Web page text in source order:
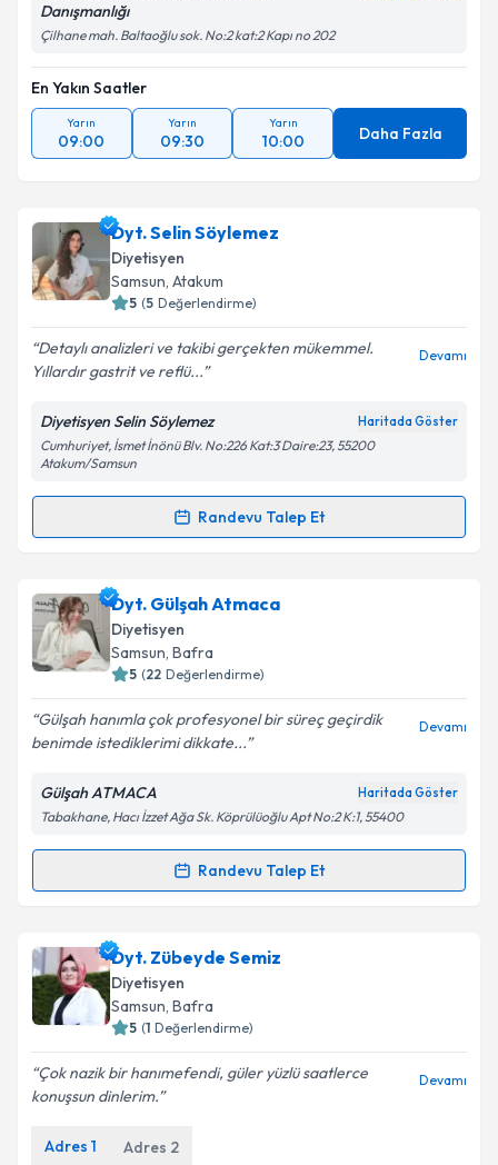
Danışmanlığı
Çilhane mah. Baltaoğlu sok. No:2 kat:2 Kapı no 202
En Yakın Saatler
Yarın
09:00
Yarın
09:30
Yarın
10:00 Daha Fazla
Dyt. Selin Söylemez
Diyetisyen
Samsun, Atakum
5 (5 Değerlendirme)
Detaylı analizleri ve takibi gerçekten mükemmel.
Yıllardır gastrit ve reflü...
Devamı
Diyetisyen Selin Söylemez Haritada Göster
Cumhuriyet, İsmet İnönü Blv. No:226 Kat:3 Daire:23, 55200
Atakum/Samsun
Randevu Talep Et
Randevu Takvimi Talebi
Dyt. Selin Söylemeziçin randevu takvimi talebi
oluşturun. Size bu uzmandan randevu almanız için bir
takvim hazırlandığında e-posta ile bilgilendireceğiz.
Kişisel verilerimin işlenmesine ilişkin
Aydınlatma
Metni'ni okudum ve kişisel verilerimin belirtilen
kapsamda işlenmesini kabul ediyorum.
Dyt. Gülşah Atmaca
Diyetisyen
Samsun, Bafra
5 (22 Değerlendirme)
Gülşah hanımla çok profesyonel bir süreç geçirdik
benimde istediklerimi dikkate...
Devamı
Gülşah ATMACA Haritada Göster
Tabakhane, Hacı İzzet Ağa Sk. Köprülüoğlu Apt No:2 K:1, 55400
Randevu Talep Et
Randevu Takvimi Talebi
Dyt. Gülşah Atmaca için randevu takvimi talebi
oluşturun. Size bu uzmandan randevu almanız için bir
takvim hazırlandığında e-posta ile bilgilendireceğiz.
Kişisel verilerimin işlenmesine ilişkin
Dyt. Zübeyde Semiz
Diyetisyen
Samsun, Bafra
5 (1 Değerlendirme)
Çok nazik bir hanımefendi, güler yüzlü saatlerce
konuşsun dinlerim.
Devamı
Adres 1 Adres 2